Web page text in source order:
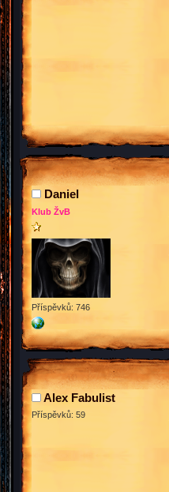
Daniel
Klub ŽvB
Příspěvků: 746
Alex Fabulist
Příspěvků: 59